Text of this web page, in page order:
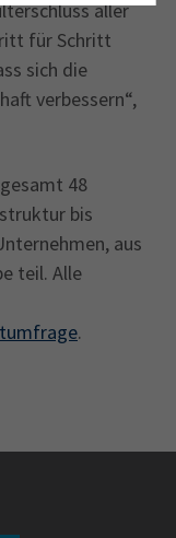
aller
für Schritt
sich die
verbessern“,
48
bis
aus
teil. Alle
.